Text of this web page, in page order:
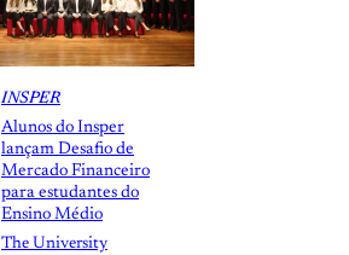
INSPER
Alunos do Insper
lançam Desafio de
Mercado Financeiro
para estudantes do
Ensino Médio
The University